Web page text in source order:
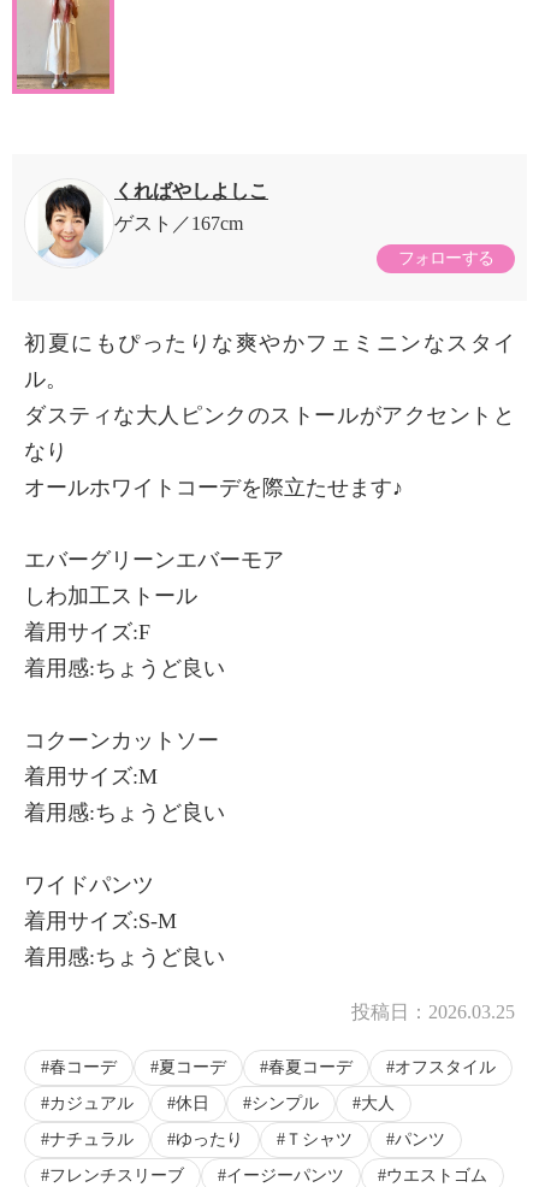
くればやしよしこ
ゲスト
167cm
フォローする
初夏にもぴったりな爽やかフェミニンなスタイ
ル。
ダスティな大人ピンクのストールがアクセントと
なり
オールホワイトコーデを際立たせます♪
エバーグリーンエバーモア
しわ加工ストール
着用サイズ:F
着用感:ちょうど良い
コクーンカットソー
着用サイズ:M
着用感:ちょうど良い
ワイドパンツ
着用サイズ:S-M
着用感:ちょうど良い
投稿日： 2026.03.25
春コーデ 夏コーデ 春夏コーデ
オフスタイル
カジュアル
休日 シンプル
大人
ナチュラル
ゆったり Ｔシャツ
パンツ
フレンチスリーブ
イージーパンツ
ウエストゴム